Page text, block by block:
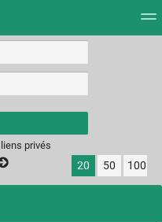
results.
liens privés
20 50 100